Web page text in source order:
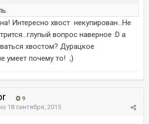
Интересно хвост некупирован...Не
вопрос наверное :D а
хвостом? Дурацкое
умеет почему то! ;)
9
18 сентября, 2015